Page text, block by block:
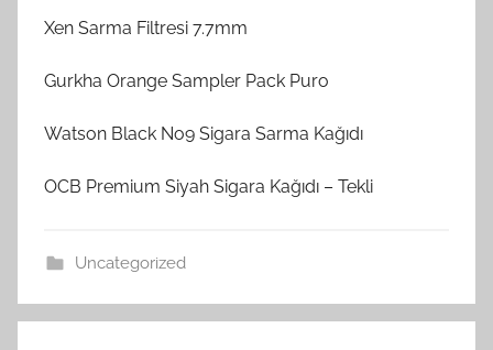
Xen Sarma Filtresi 7.7mm
Gurkha Orange Sampler Pack Puro
Watson Black No9 Sigara Sarma Kağıdı
OCB Premium Siyah Sigara Kağıdı – Tekli
Uncategorized